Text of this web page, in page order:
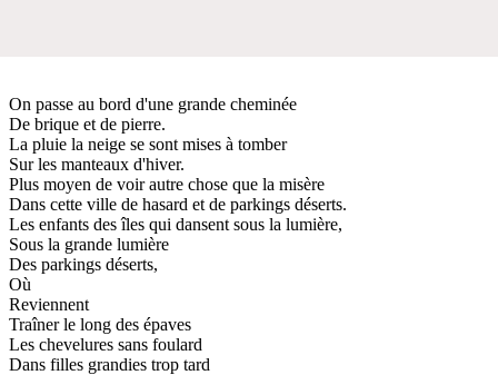
On passe au bord d'une grande cheminée
De brique et de pierre.
La pluie la neige se sont mises à tomber
Sur les manteaux d'hiver.
Plus moyen de voir autre chose que la misère
Dans cette ville de hasard et de parkings déserts.
Les enfants des îles qui dansent sous la lumière,
Sous la grande lumière
Des parkings déserts,
Où
Reviennent
Traîner le long des épaves
Les chevelures sans foulard
Dans filles grandies trop tard